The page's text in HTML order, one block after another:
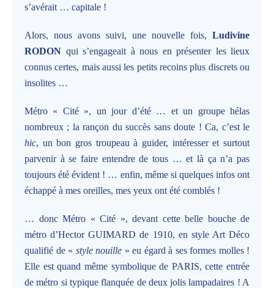
s’avérait … capitale !
Alors, nous avons suivi, une nouvelle fois, Ludivine
RODON qui s’engageait à nous en présenter les lieux
connus certes, mais aussi les petits recoins plus discrets ou
insolites …
Métro « Cité », un jour d’été … et un groupe hélas
nombreux ; la rançon du succès sans doute ! Ca, c’est le
hic, un bon gros troupeau à guider, intéresser et surtout
parvenir à se faire entendre de tous … et là ça n’a pas
toujours été évident ! … enfin, même si quelques infos ont
échappé à mes oreilles, mes yeux ont été comblés !
… donc Métro « Cité », devant cette belle bouche de
métro d’Hector GUIMARD de 1910, en style Art Déco
qualifié de « style nouille » eu égard à ses formes molles !
Elle est quand même symbolique de PARIS, cette entrée
de métro si typique flanquée de deux jolis lampadaires ! A